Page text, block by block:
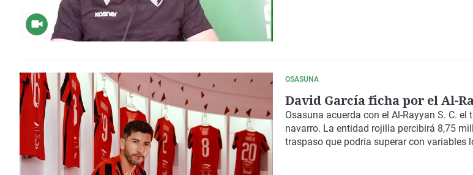
OSASUNA
David García ficha por el Al-
Osasuna acuerda con el Al-Rayyan S. C.
navarro. La entidad rojilla percibirá 8,75
traspaso que podría superar con variables